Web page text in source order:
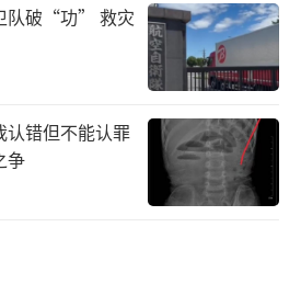
队破“功” 救灾
认错但不能认罪
争